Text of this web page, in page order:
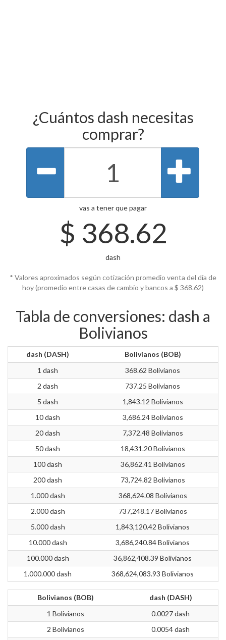
¿Cuántos dash necesitas
comprar?
vas a tener que pagar
$ 368.62
dash
* Valores aproximados según cotización promedio venta del día de
hoy (promedio entre casas de cambio y bancos a $ 368.62)
Tabla de conversiones: dash a
Bolivianos
dash (DASH)
Bolivianos (BOB)
1 dash
368.62 Bolivianos
2 dash
737.25 Bolivianos
5 dash
1,843.12 Bolivianos
10 dash
3,686.24 Bolivianos
20 dash
7,372.48 Bolivianos
50 dash
18,431.20 Bolivianos
100 dash
36,862.41 Bolivianos
200 dash
73,724.82 Bolivianos
1.000 dash
368,624.08 Bolivianos
2.000 dash
737,248.17 Bolivianos
5.000 dash
1,843,120.42 Bolivianos
10.000 dash
3,686,240.84 Bolivianos
100.000 dash
36,862,408.39 Bolivianos
1.000.000 dash
368,624,083.93 Bolivianos
Bolivianos (BOB)
dash (DASH)
1 Bolivianos
0.0027 dash
2 Bolivianos
0.0054 dash